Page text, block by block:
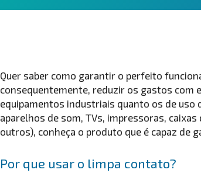
Quer saber como garantir o perfeito
consequentemente, reduzir os gastos com
equipamentos industriais quanto os de uso
aparelhos de som, TVs, impressoras,
outros), conheça o produto que é capaz de
Por que usar o limpa contato?